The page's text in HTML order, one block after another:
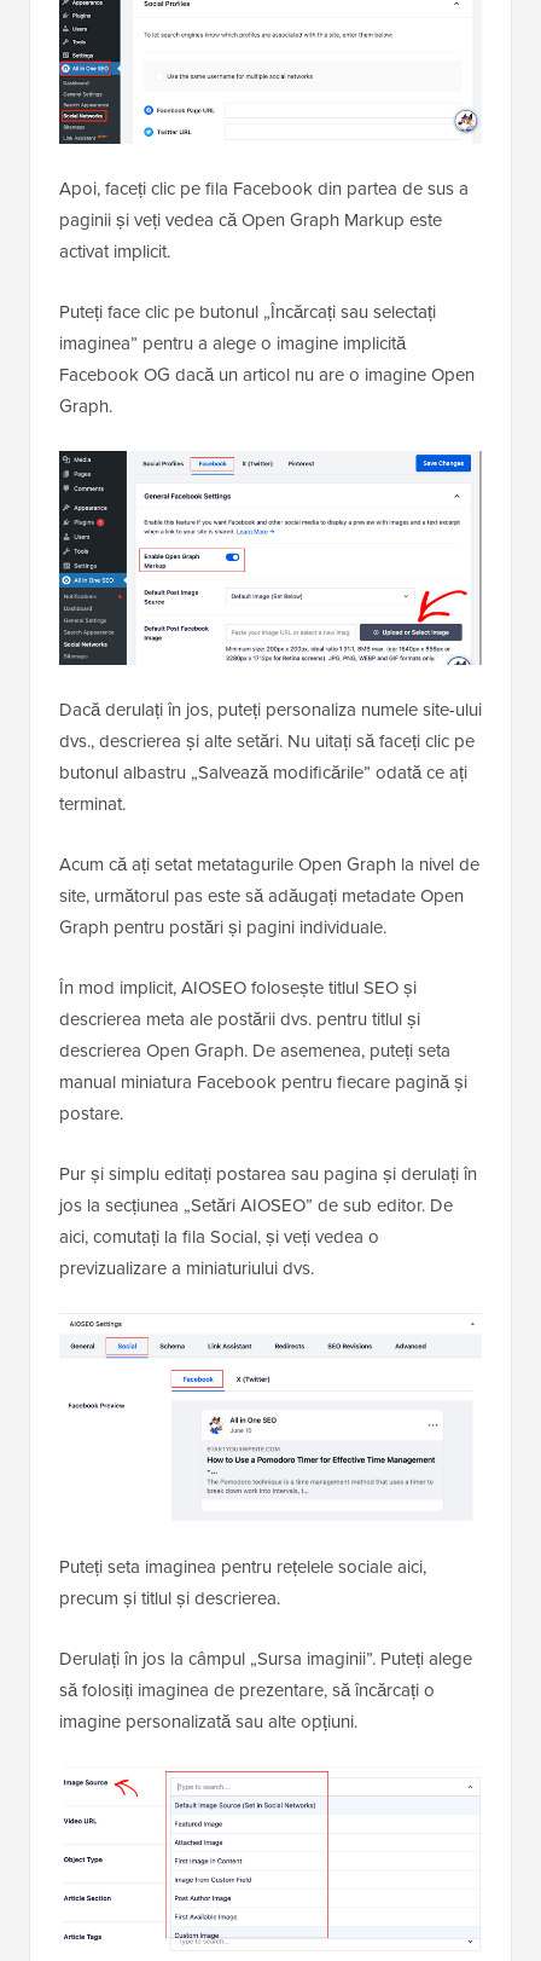
Apoi, faceți clic pe fila Facebook din partea de sus a
paginii și veți vedea că Open Graph Markup este
activat implicit.
Puteți face clic pe butonul „Încărcați sau selectați
imaginea” pentru a alege o imagine implicită
Facebook OG dacă un articol nu are o imagine Open
Graph.
Dacă derulați în jos, puteți personaliza numele site-ului
dvs., descrierea și alte setări. Nu uitați să faceți clic pe
butonul albastru „Salvează modificările” odată ce ați
terminat.
Acum că ați setat metatagurile Open Graph la nivel de
site, următorul pas este să adăugați metadate Open
Graph pentru postări și pagini individuale.
În mod implicit, AIOSEO folosește titlul SEO și
descrierea meta ale postării dvs. pentru titlul și
descrierea Open Graph. De asemenea, puteți seta
manual miniatura Facebook pentru fiecare pagină și
postare.
Pur și simplu editați postarea sau pagina și derulați în
jos la secțiunea „Setări AIOSEO” de sub editor. De
aici, comutați la fila Social, și veți vedea o
previzualizare a miniaturiului dvs.
Puteți seta imaginea pentru rețelele sociale aici,
precum și titlul și descrierea.
Derulați în jos la câmpul „Sursa imaginii”. Puteți alege
să folosiți imaginea de prezentare, să încărcați o
imagine personalizată sau alte opțiuni.